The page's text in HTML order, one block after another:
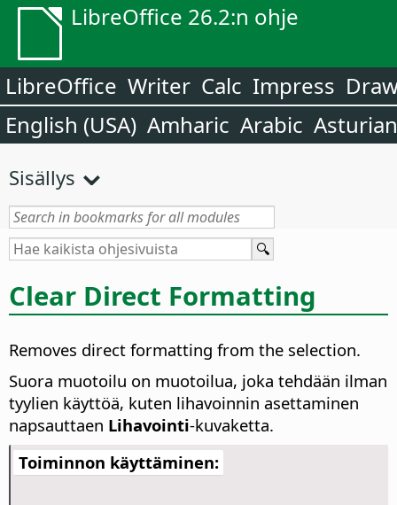
LibreOffice 26.2:n ohje
LibreOffice Writer Calc Impress
English (USA) Amharic Arabic Asturian
Sisällys
Clear Direct Formatting
Removes direct formatting from the selection.
Suora muotoilu on muotoilua, joka tehdään ilman
tyylien käyttöä, kuten lihavoinnin asettaminen
napsauttaen Lihavointi-kuvaketta.
Toiminnon käyttäminen: